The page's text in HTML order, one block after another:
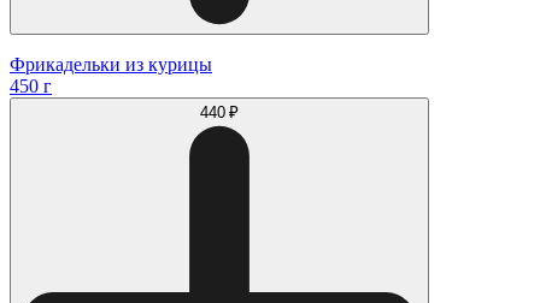
Фрикадельки из курицы
450 г
440 ₽